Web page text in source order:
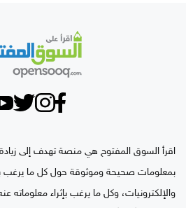
اقرأ السوق المفتوح هي منصة تهدف إلى زيادة
بمعلومات صحيحة وموثوقة حول كل ما يرغب
والإلكترونيات، وكل ما يرغب بإثراء